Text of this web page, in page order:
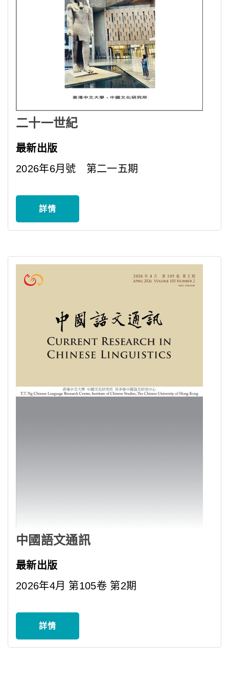
二十一世紀
最新出版
2026年6月號 第二一五期
詳情
中國語文通訊
最新出版
2026年4月 第105卷 第2期
詳情